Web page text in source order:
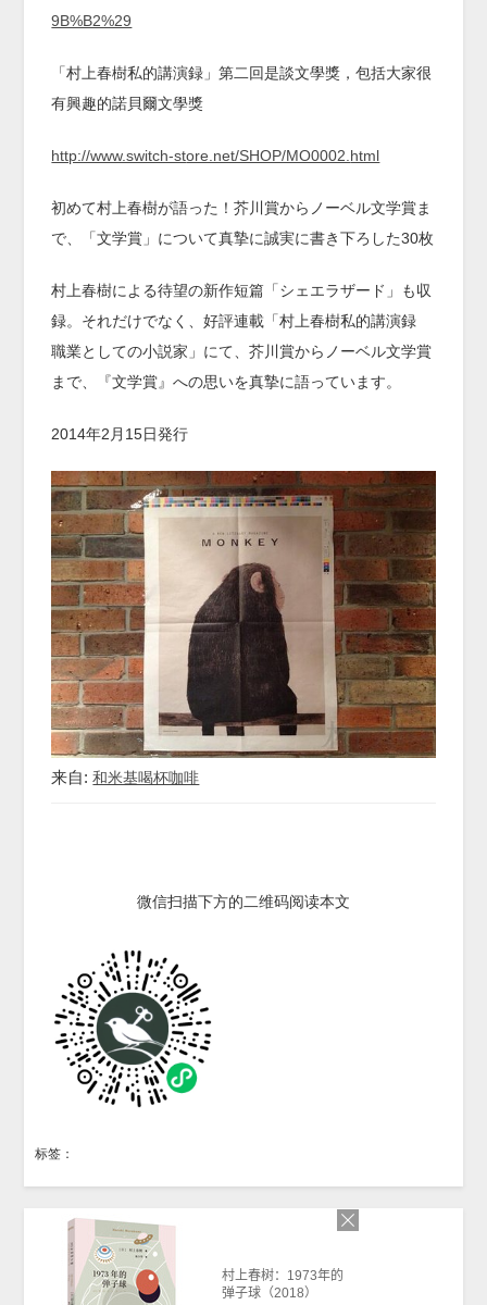
9B%B2%29
「村上春樹私的講演録」第二回是談文學獎，包括大家很
有興趣的諾貝爾文學獎
http://www.switch-store.net/SHOP/MO0002. html
初めて村上春樹が語った！芥川賞からノーベル文学賞ま
で、「文学賞」について真摯に誠実に書き下ろした30枚
村上春樹による待望の新作短篇「シェエラザード」も収
録。それだけでなく、好評連載「村上春樹私的講演録
職業としての小説家」にて、芥川賞からノーベル文学賞
まで、『文学賞』への思いを真摯に語っています。
2014年2月15日発行
来自:和米基喝杯咖啡
微信扫描下方的二维码阅读本文
标签：